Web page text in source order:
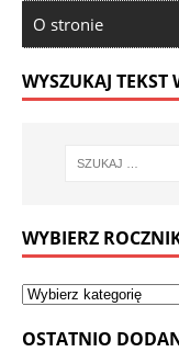
O stronie
WYSZUKAJ TEKST
WYBIERZ
OSTATNIO